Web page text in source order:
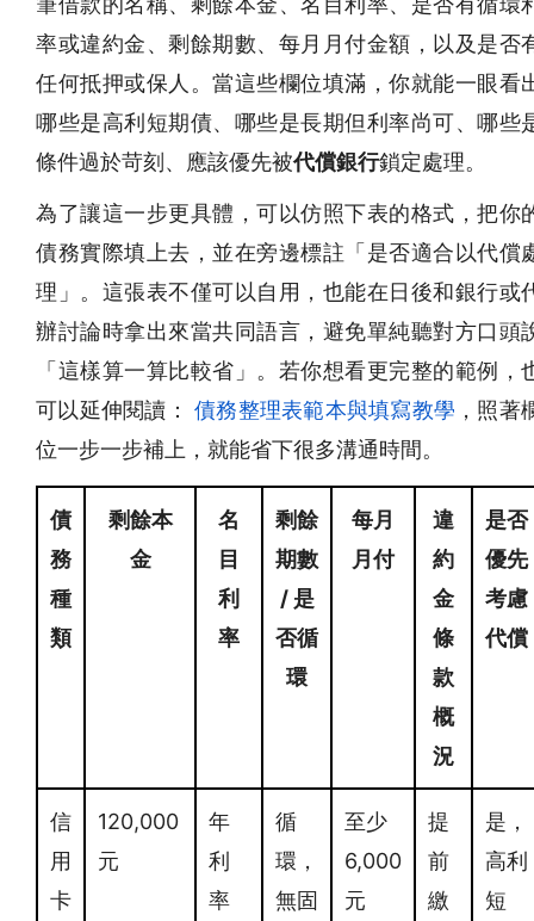
率或違約金、剩餘期數、每月月付金額，以及是否
任何抵押或保人。當這些欄位填滿，你就能一眼看
哪些是高利短期債、哪些是長期但利率尚可、哪些
條件過於苛刻、應該優先被代償銀行鎖定處理。
為了讓這一步更具體，可以仿照下表的格式，把你
債務實際填上去，並在旁邊標註「是否適合以代償
理」。這張表不僅可以自用，也能在日後和銀行或
辦討論時拿出來當共同語言，避免單純聽對方口頭
「這樣算一算比較省」。若你想看更完整的範例，
可以延伸閱讀：
債務整理表範本與填寫教學 ，照著
位一步一步補上，就能省下很多溝通時間。
債
務
種
類
剩餘本
金
名
目
利
率
剩餘
期數
/ 是
否循
環
每月
月付
違
約
金
條
款
概
況
是否
優先
考慮
代償
信
用
卡
120,000
元
年
利
率
循
環，
無固
至少
6,000
元
提
前
繳
是，
高利
短